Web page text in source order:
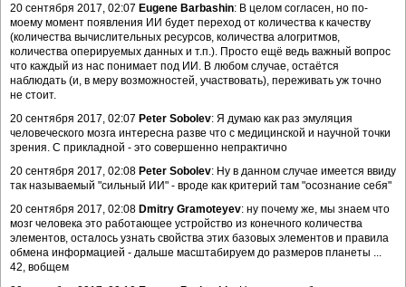
20 сентября 2017, 02:07 Eugene Barbashin: В целом согласен, но по-
моему момент появления ИИ будет переход от количества к качеству
(количества вычислительных ресурсов, количества алогритмов,
количества оперируемых данных и т.п.). Просто ещё ведь важный вопрос
что каждый из нас понимает под ИИ. В любом случае, остаётся
наблюдать (и, в меру возможностей, участвовать), переживать уж точно
не стоит.
20 сентября 2017, 02:07 Peter Sobolev: Я думаю как раз эмуляция
человеческого мозга интересна разве что с медицинской и научной точки
зрения. С прикладной - это совершенно непрактично
20 сентября 2017, 02:08 Peter Sobolev: Ну в данном случае имеется ввиду
так называемый "сильный ИИ" - вроде как критерий там "осознание себя"
20 сентября 2017, 02:08 Dmitry Gramoteyev: ну почему же, мы знаем что
мозг человека это работающее устройство из конечного количества
элементов, осталось узнать свойства этих базовых элементов и правила
обмена информацией - дальше масштабируем до размеров планеты ...
42, вобщем